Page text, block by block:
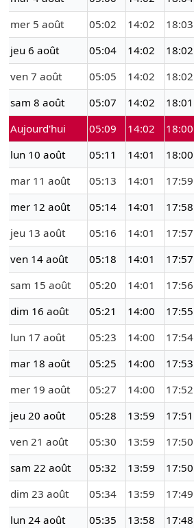
mer 5 août
05:02 14:02 18:03
jeu 6 août
05:04 14:02 18:02
ven 7 août
05:05 14:02 18:02
sam 8 août
05:07 14:02 18:01
Aujourd'hui
05:09 14:02 18:00
lun 10 août
05:11 14:01 18:00
mar 11 août
05:13 14:01 17:59
mer 12 août
05:14 14:01 17:58
jeu 13 août
05:16 14:01 17:57
ven 14 août
05:18 14:01 17:57
sam 15 août
05:20 14:01 17:56
dim 16 août
05:21 14:00 17:55
lun 17 août
05:23 14:00 17:54
mar 18 août
05:25 14:00 17:53
mer 19 août
05:27 14:00 17:52
jeu 20 août
05:28 13:59 17:51
ven 21 août
05:30 13:59 17:50
sam 22 août
05:32 13:59 17:50
dim 23 août
05:34 13:59 17:49
lun 24 août
05:35 13:58 17:48